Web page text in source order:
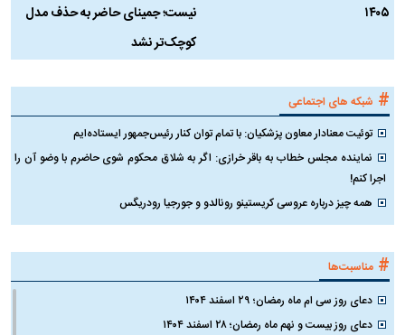
۱۴۰۵
نیست؛ جمینای حاضر به حذف مدل
کوچک‌تر نشد
# شبکه های اجتماعی
توئیت معنادار معاون پزشکیان: با تمام توان کنار رئیس‌جمهور ایستاده‌ایم
نماینده مجلس خطاب به باقر خرازی: اگر به شلاق محکوم شوی حاضرم با وضو آن را
اجرا کنم!
همه چیز درباره عروسی کریستینو رونالدو و جورجیا رودریگس
# مناسبت‌ها
دعای روز سی ام ماه رمضان؛ ۲۹ اسفند ۱۴۰۴
دعای روز بیست و نهم ماه رمضان؛ ۲۸ اسفند ۱۴۰۴